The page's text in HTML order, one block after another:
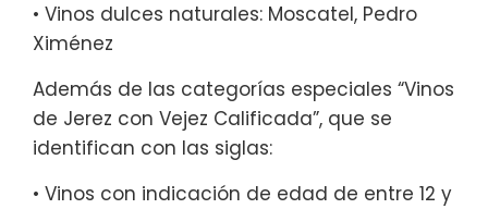
• Vinos dulces naturales: Moscatel, Pedro
Ximénez
Además de las categorías especiales “Vinos
de Jerez con Vejez Calificada”, que se
identifican con las siglas:
• Vinos con indicación de edad de entre 12 y